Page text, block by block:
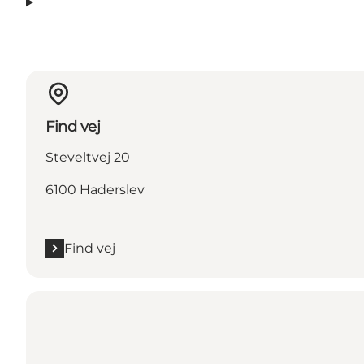
Find vej
Steveltvej 20
6100 Haderslev
Find vej